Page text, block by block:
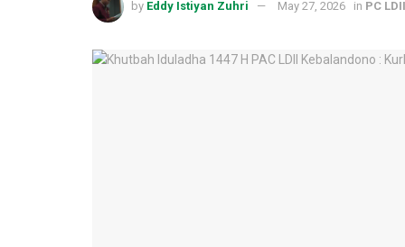
by Eddy Istiyan Zuhri May 27, 2026 in PC LDII